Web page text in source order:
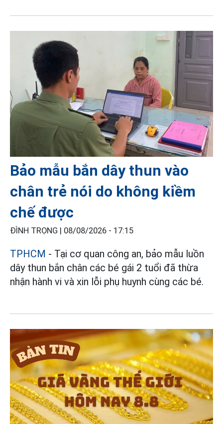
Bảo mẫu bắn dây thun vào
chân trẻ nói do không kiềm
chế được
ĐÌNH TRỌNG | 08/08/2026 - 17:15
TPHCM - Tại cơ quan công an, bảo mẫu luồn
dây thun bắn chân các bé gái 2 tuổi đã thừa
nhận hành vi và xin lỗi phụ huynh cùng các bé.